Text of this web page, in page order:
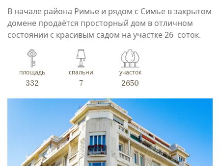
В начале района Римье и рядом с Симье в закрытом
домене продаётся просторный дом в отличном
состоянии с красивым садом на участке 26 соток.
площадь
332
спальни
7
участок
2650